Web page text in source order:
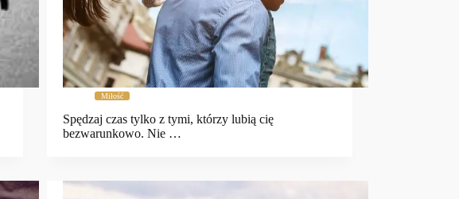
Miłość
Spędzaj czas tylko z tymi, którzy lubią cię
bezwarunkowo. Nie …